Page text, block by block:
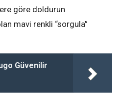
göre doldurun
mavi renkli “sorgula”
Güvenilir